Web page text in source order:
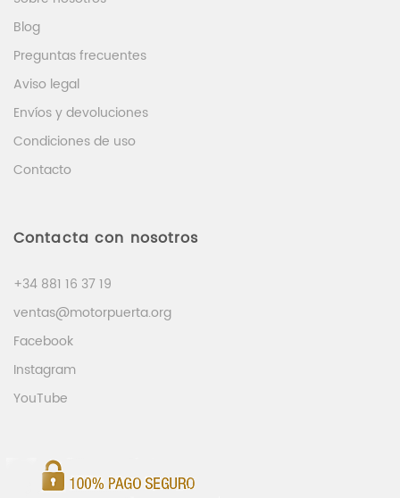
Blog
Preguntas frecuentes
Aviso legal
Envíos y devoluciones
Condiciones de uso
Contacto
Contacta con nosotros
+34 881 16 37 19
ventas@motorpuerta.org
Facebook
Instagram
YouTube